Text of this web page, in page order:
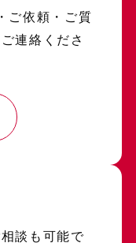
ご依頼・ご質
連絡くださ
談も可能で